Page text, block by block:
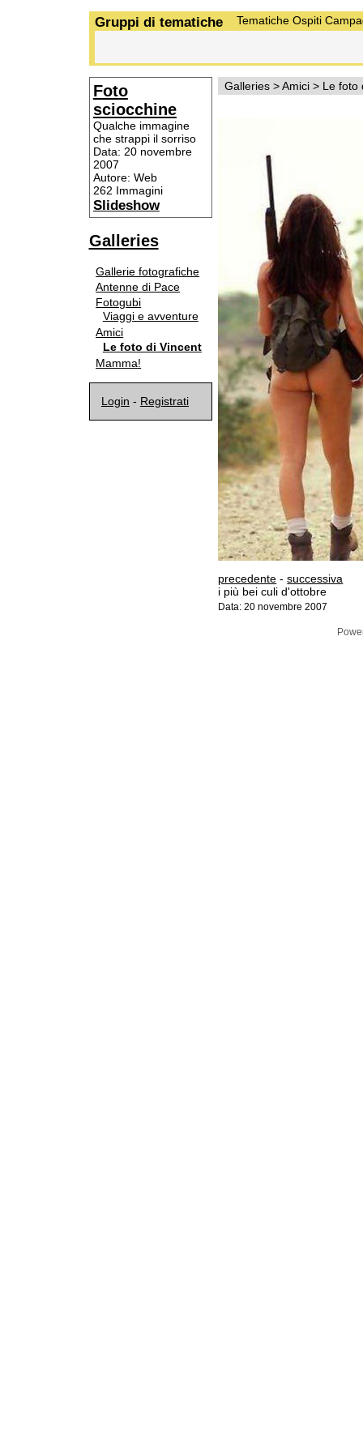
Gruppi di tematiche Tematiche Ospiti
Foto
sciocchine
Qualche immagine
che strappi il sorriso
Data: 20 novembre
2007
Autore: Web
262 Immagini
Slideshow
Galleries
Gallerie fotografiche
Antenne di Pace
Fotogubi
Viaggi e avventure
Amici
Le foto di Vincent
Mamma!
Login - Registrati
Galleries>Amici> Le foto
precedente -successiva
i più bei culi d'ottobre
Data: 20 novembre 2007